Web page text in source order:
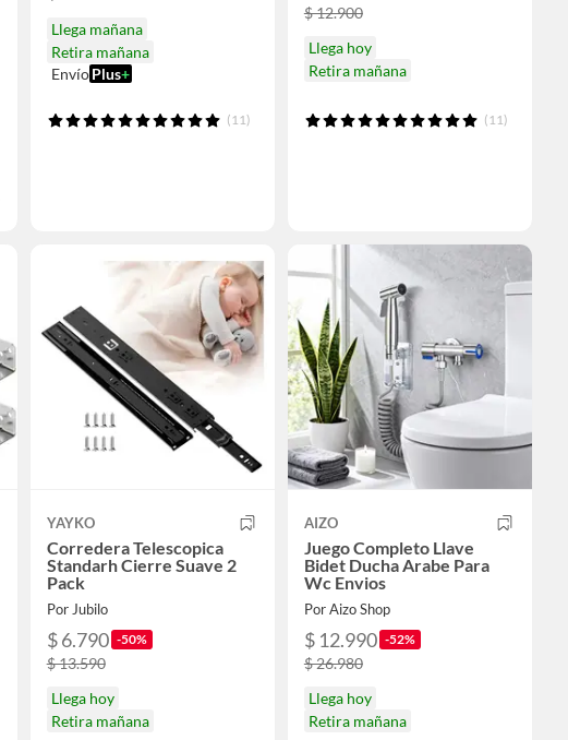
Llega mañana
Retira mañana
EnvíoPlus+
(11)
$ 12.900
Llega hoy
Retira mañana
(11)
YAYKO
Corredera Telescopica
Standarh Cierre Suave 2
Pack
Por Jubilo
$ 6.790 -50%
$ 13.590
Llega hoy
Retira mañana
AIZO
Juego Completo Llave
Bidet Ducha Arabe Para
Wc Envios
Por Aizo Shop
$ 12.990 -52%
$ 26.980
Llega hoy
Retira mañana